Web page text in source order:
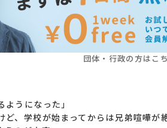
団体・行政の方はこ
うになった」
、学校が始まってからは兄弟喧嘩が